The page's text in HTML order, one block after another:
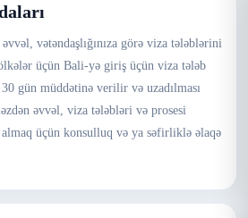
vətəndaşlığınıza görə viza tələblərini
üçün Bali-yə giriş üçün viza tələb
gün müddətinə verilir və uzadılması
əvvəl, viza tələbləri və prosesi
almaq üçün konsulluq və ya səfirliklə əlaqə